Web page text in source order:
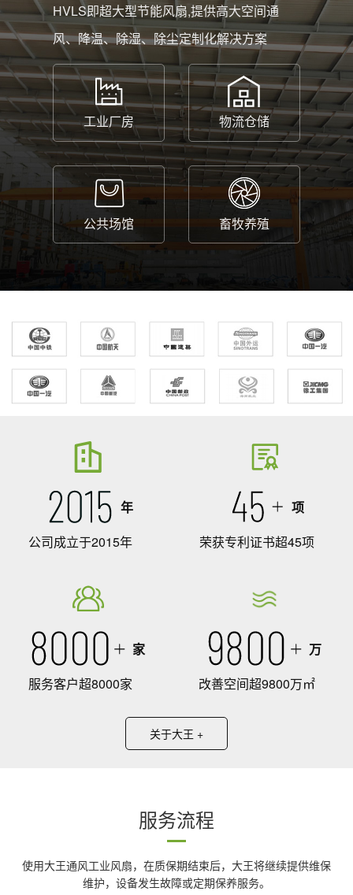
HVLS即超大型节能风扇,提供高大空间通
风、降温、除湿、除尘定制化解决方案
工业厂房 物流仓储
公共场馆 畜牧养殖
年
公司成立于2015年
项
荣获专利证书超45项
家
服务客户超8000家
万
改善空间超9800万㎡
关于大王 +
服务流程
使用大王通风工业风扇，在质保期结束后，大王将继续提供维保
维护，设备发生故障或定期保养服务。